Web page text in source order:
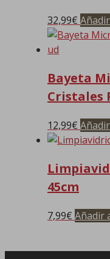
32,99€
Bayeta
Cristales
12,99€
45cm
7,99€ Añadir